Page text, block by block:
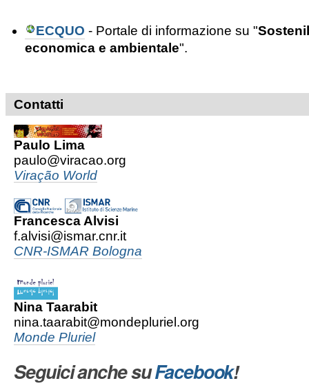
ECQUO - Portale di informazione su "
economica e ambientale".
Contatti
Paulo Lima
paulo@viracao.org
Viração World
Francesca Alvisi
f.alvisi@ismar.cnr.it
CNR-ISMAR Bologna
Nina Taarabit
nina.taarabit@mondepluriel.org
Monde Pluriel
Seguici anche suFacebook!